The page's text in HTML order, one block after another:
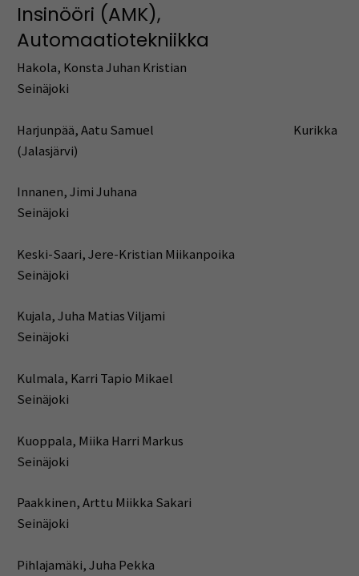
Insinööri (AMK),
Automaatiotekniikka
Hakola, Konsta Juhan Kristian
Seinäjoki
Harjunpää, Aatu Samuel Kurikka
(Jalasjärvi)
Innanen, Jimi Juhana
Seinäjoki
Keski-Saari, Jere-Kristian Miikanpoika
Seinäjoki
Kujala, Juha Matias Viljami
Seinäjoki
Kulmala, Karri Tapio Mikael
Seinäjoki
Kuoppala, Miika Harri Markus
Seinäjoki
Paakkinen, Arttu Miikka Sakari
Seinäjoki
Pihlajamäki, Juha Pekka